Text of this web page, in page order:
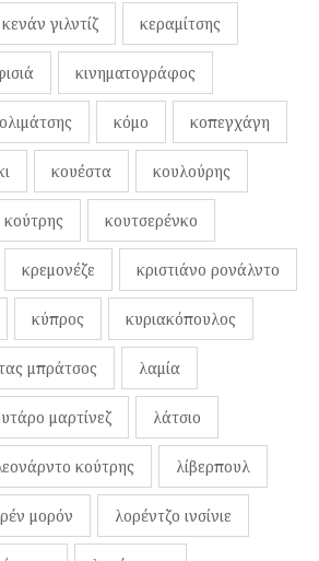
κενάν γιλντίζ κεραμίτσης
κινηματογράφος
κόμο κοπεγχάγη
κουέστα κουλούρης
κούτρης κουτσερένκο
κρεμονέζε κριστιάνο ρονάλντο
κύπρος κυριακόπουλος
μπράτσος λαμία
μαρτίνεζ λάτσιο
κούτρης λίβερπουλ
μορόν λορέντζο ινσίνιε